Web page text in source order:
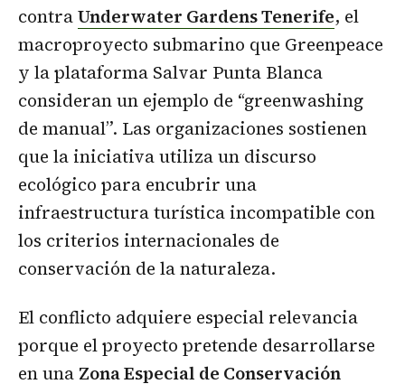
contraUnderwater Gardens Tenerife, el
macroproyecto submarino que Greenpeace
y la plataforma Salvar Punta Blanca
consideran un ejemplo de “greenwashing
de manual”. Las organizaciones sostienen
que la iniciativa utiliza un discurso
ecológico para encubrir una
infraestructura turística incompatible con
los criterios internacionales de
conservación de la naturaleza.
El conflicto adquiere especial relevancia
porque el proyecto pretende desarrollarse
en una Zona Especial de Conservación